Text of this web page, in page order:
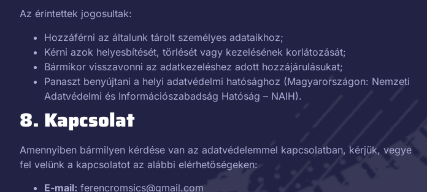
Az érintettek jogosultak:
Hozzáférni az általunk tárolt személyes adataikhoz;
Kérni azok helyesbítését, törlését vagy kezelésének korlátozását;
Bármikor visszavonni az adatkezeléshez adott hozzájárulásukat;
Panaszt benyújtani a helyi adatvédelmi hatósághoz (Magyarországon: Nemzeti
Adatvédelmi és Információszabadság Hatóság – NAIH).
8. Kapcsolat
Amennyiben bármilyen kérdése van az adatvédelemmel kapcsolatban, kérjük, vegye
fel velünk a kapcsolatot az alábbi elérhetőségeken:
E-mail: ferencromsics@gmail.com